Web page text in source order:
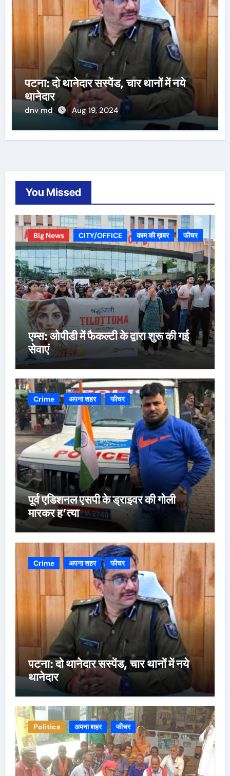
पटना: दो थानेदार सस्पेंड, चार थानों में नये
थानेदार
dnv md Aug 19, 2024
You Missed
Big News CITY/OFFICE काम की ख़बर फीचर
एम्स: ओपीडी में फैकल्टी के द्वारा शुरू की गई
सेवाएं
Crime अपना शहर फीचर
पूर्व एडिशनल एसपी के ड्राइवर की गोली
मारकर ह’त्या
Crime अपना शहर फीचर
पटना: दो थानेदार सस्पेंड, चार थानों में नये
थानेदार
Politics अपना शहर फीचर